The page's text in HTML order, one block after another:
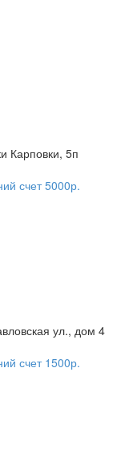
Карповки, 5п
счет 5000р.
ул., дом 4
счет 1500р.